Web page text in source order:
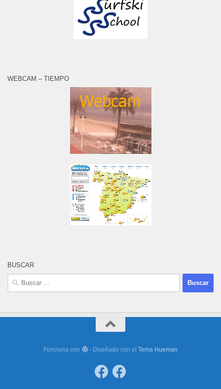
WEBCAM – TIEMPO
BUSCAR
Buscar:
Funciona con - Diseñado con el Tema Hueman